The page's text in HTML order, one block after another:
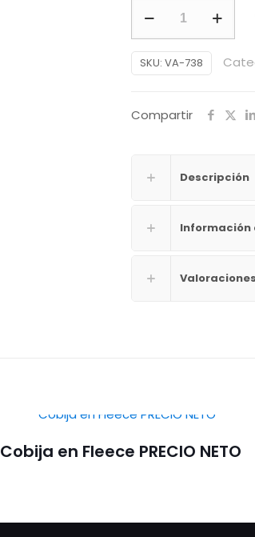
cantidad
SKU: VA-738
Compartir
Descripción
Valoraciones
Cobija en Fleece PRECIO NETO